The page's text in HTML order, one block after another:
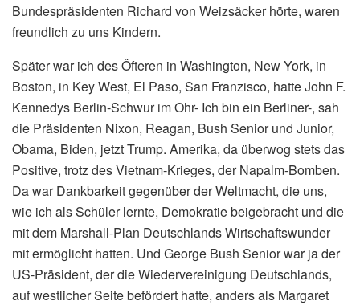
Bundespräsidenten Richard von Weizsäcker hörte, waren
freundlich zu uns Kindern.
Später war ich des Öfteren in Washington, New York, in
Boston, in Key West, El Paso, San Franzisco, hatte John F.
Kennedys Berlin-Schwur im Ohr- Ich bin ein Berliner-, sah
die Präsidenten Nixon, Reagan, Bush Senior und Junior,
Obama, Biden, jetzt Trump. Amerika, da überwog stets das
Positive, trotz des Vietnam-Krieges, der Napalm-Bomben.
Da war Dankbarkeit gegenüber der Weltmacht, die uns,
wie ich als Schüler lernte, Demokratie beigebracht und die
mit dem Marshall-Plan Deutschlands Wirtschaftswunder
mit ermöglicht hatten. Und George Bush Senior war ja der
US-Präsident, der die Wiedervereinigung Deutschlands,
auf westlicher Seite befördert hatte, anders als Margaret